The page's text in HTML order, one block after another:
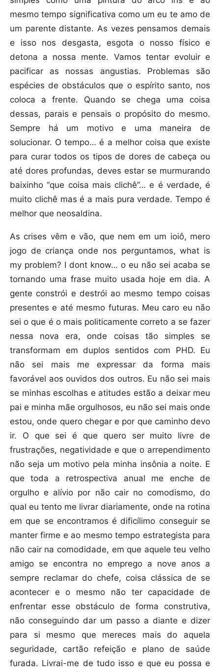
mesmo tempo significativa como um eu te amo de
um parente distante. As vezes pensamos demais
e isso nos desgasta, esgota o nosso físico e
detona a nossa mente. Vamos tentar evoluir e
pacificar as nossas angustias. Problemas são
espécies de obstáculos que o espírito santo, nos
coloca a frente. Quando se chega uma coisa
dessas, parais e pensais o propósito do mesmo.
Sempre há um motivo e uma maneira de
solucionar. O tempo… é a melhor coisa que existe
para curar todos os tipos de dores de cabeça ou
até dores profundas, deves estar se murmurando
baixinho “que coisa mais clichê”… e é verdade, é
muito clichê mas é a mais pura verdade. Tempo é
melhor que neosaldina.
As crises vêm e vão, que nem em um ioiô, mero
jogo de criança onde nos perguntamos, what is
my problem? I dont know… o eu não sei acaba se
tornando uma frase muito usada hoje em dia. A
gente constrói e destrói ao mesmo tempo coisas
presentes e até mesmo futuras. Meu caro eu não
sei o que é o mais politicamente correto a se fazer
nessa nova era, onde coisas tão simples se
transformam em duplos sentidos com PHD. Eu
não sei mais me expressar da forma mais
favorável aos ouvidos dos outros. Eu não sei mais
se minhas escolhas e atitudes estão a deixar meu
pai e minha mãe orgulhosos, eu não sei mais onde
estou, onde quero chegar e por que caminho devo
ir. O que sei é que quero ser muito livre de
frustrações, negatividade e que o arrependimento
não seja um motivo pela minha insônia a noite. E
que toda a retrospectiva anual me enche de
orgulho e alívio por não cair no comodismo, do
qual eu tento me livrar diariamente, onde na rotina
em que se encontramos é dificílimo conseguir se
manter firme e ao mesmo tempo estrategista para
não cair na comodidade, em que aquele teu velho
amigo se encontra no emprego a nove anos a
sempre reclamar do chefe, coisa clássica de se
acontecer e o mesmo não ter capacidade de
enfrentar esse obstáculo de forma construtiva,
não conseguindo dar um passo a diante e dizer
para si mesmo que mereces mais do aquela
seguridade, cartão refeição e plano de saúde
furada. Livrai-me de tudo isso e que eu possa e